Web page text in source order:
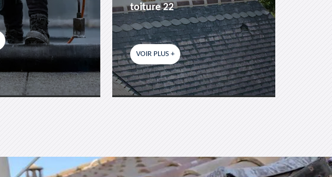
toiture 22
VOIR PLUS +